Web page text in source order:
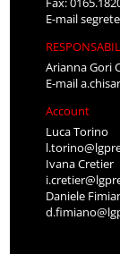
E-mail
Arianna Gori
E-mail
Account
Luca Torino
Ivana Cretier
Daniele